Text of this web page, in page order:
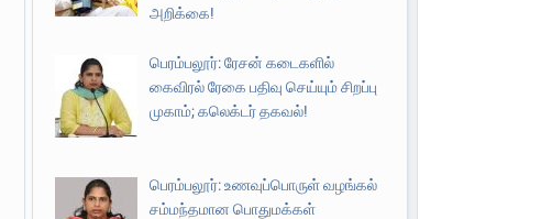
அறிக்கை!
பெரம்பலூர்: ரேசன் கடைகளில்
கைவிரல் ரேகை பதிவு செய்யும் சிறப்பு
முகாம்; கலெக்டர் தகவல்!
பெரம்பலூர்: உணவுப்பொருள் வழங்கல்
சம்மந்தமான பொதுமக்கள்